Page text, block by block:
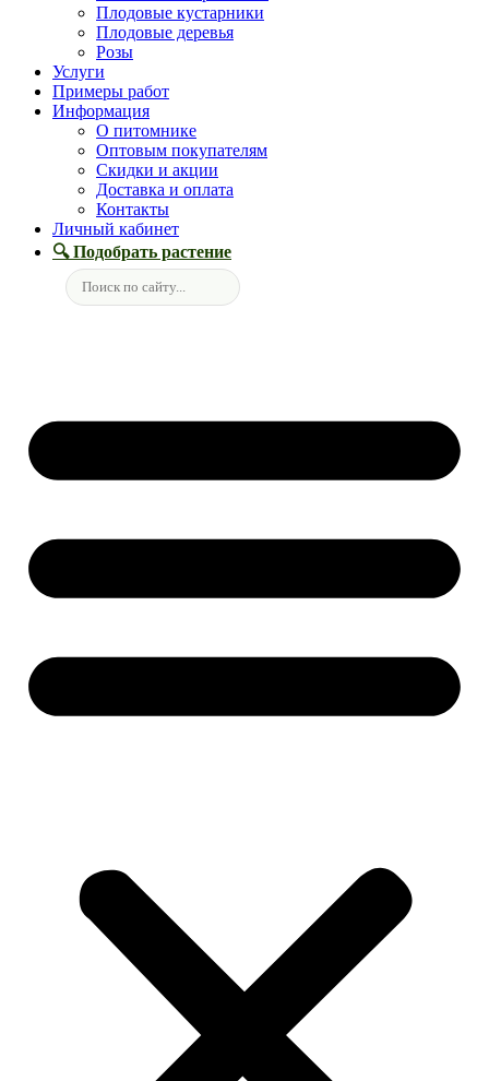
Плодовые кустарники
Плодовые деревья
Розы
Услуги
Примеры работ
Информация
О питомнике
Оптовым покупателям
Скидки и акции
Доставка и оплата
Контакты
Личный кабинет
🔍 Подобрать растение